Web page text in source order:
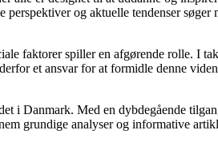
og aktuelle tendenser søger
faktorer spiller en afgørende rolle. I
et ansvar for at formidle denne
i Danmark. Med en dybdegående
grundige analyser og informative